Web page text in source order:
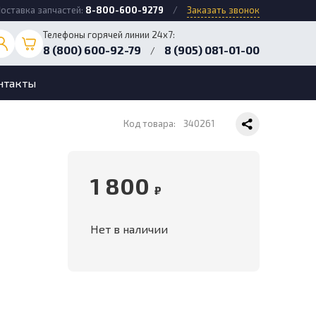
запчастей: 8-800-600-9279 / Заказать звонок
Телефоны горячей линии 24х7:
8 (800) 600-92-79 / 8 (905) 081-01-00
Код товара: 340261
1 800 ₽
Нет в наличии